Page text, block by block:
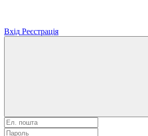
Вхід Реєстрація